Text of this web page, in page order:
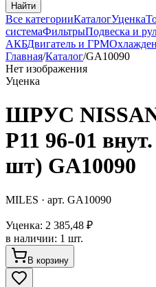
Найти
Все категорииКаталогУценка
системаФильтрыПодвеска и
АКБДвигатель и ГРМ
Главная/Каталог/GA10090
Нет изображения
Уценка
ШРУС
P11 96-01
шт) GA10090
MILES · арт. GA10090
Уценка: 2 385,48 ₽
в наличии: 1 шт.
В корзину